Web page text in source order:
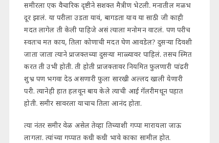
समीरला एक वैचारिक दृष्टीने सशक्त मैत्रीण भेटली. मनातील मळभ
दूर झालं. या परीला उडता यावं, बागडता याव या साठी जी काही
मदत लागेल ती केली पाहिजे असं त्याला मनोमन वाटलं. पण परीच
स्वतःच मत काय, तिला कोणाची मदत घेण आवडेल? दुसऱ्या दिवशी
जाता जाता त्याने प्राजक्तच्या दुसऱ्या माळ्यावर पाहिलं. तसच स्मित
करत ती उभी होती. ती होती प्राजक्तावर नियमित फुलणारी पांढरी
शुभ्र पण भगवा देठ असणारी फुला सारखी अल्लद खाली येणारी
परी. त्यानेही हात हलवून बाय केले त्याची आई गॅलरीमधून पहात
होती. समीर सावरला याचाच तिला आनंद होता.
त्या नंतर समीर वेळ असेल तेव्हा तिच्याशी गप्पा मारायला जाऊ
लागला. त्यांच्या गप्पात कधी कधी भावे काका सामील होत.